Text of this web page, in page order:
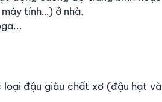
tính…) ở nhà.
loại đậu giàu chất xơ (đậu hạt và